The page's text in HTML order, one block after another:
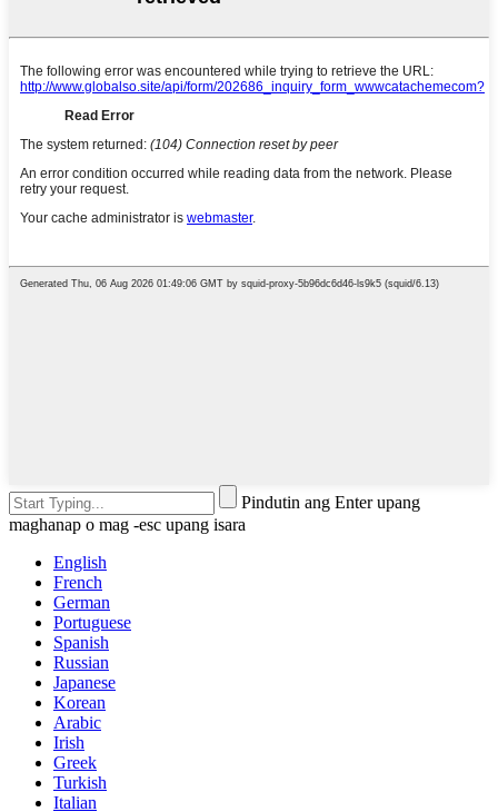
Pindutin ang Enter upang
maghanap o mag -esc upang isara
English
French
German
Portuguese
Spanish
Russian
Japanese
Korean
Arabic
Irish
Greek
Turkish
Italian